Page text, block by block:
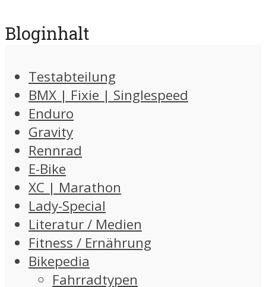
Bloginhalt
Testabteilung
BMX | Fixie | Singlespeed
Enduro
Gravity
Rennrad
E-Bike
XC | Marathon
Lady-Special
Literatur / Medien
Fitness / Ernährung
Bikepedia
Fahrradtypen